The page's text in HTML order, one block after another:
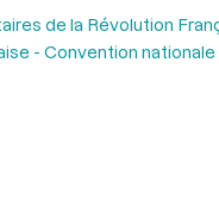
de la Révolution
- Convention nationale